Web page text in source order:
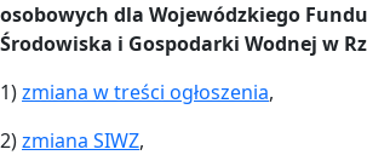
osobowych dla Wojewódzkiego
Środowiska i Gospodarki Wodnej w
1)zmiana w treści ogłoszenia,
2)zmiana SIWZ,